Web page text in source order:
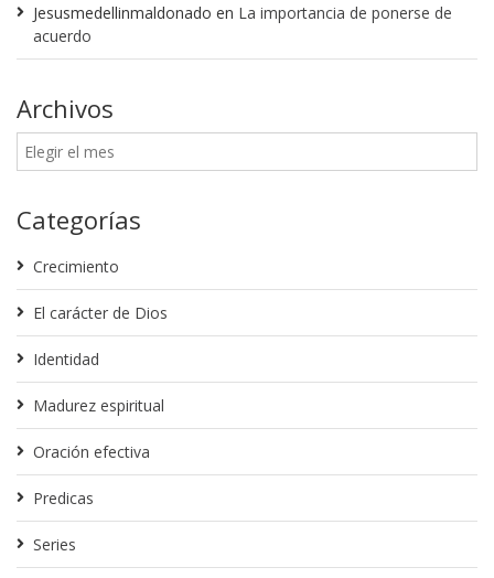
Jesusmedellinmaldonado en La importancia de ponerse de
acuerdo
Archivos
Categorías
Crecimiento
El carácter de Dios
Identidad
Madurez espiritual
Oración efectiva
Predicas
Series